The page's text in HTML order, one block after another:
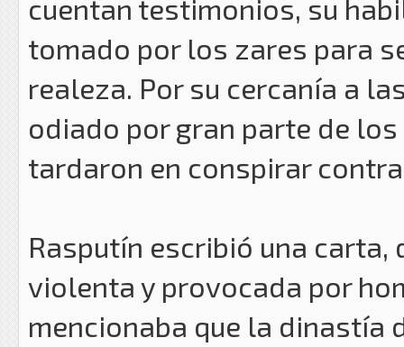
cuentan testimonios, su
tomado por los zares para
realeza. Por su cercanía a
odiado por gran parte de
tardaron en conspirar
Rasputín escribió una carta,
violenta y provocada por
mencionaba que la dinastía